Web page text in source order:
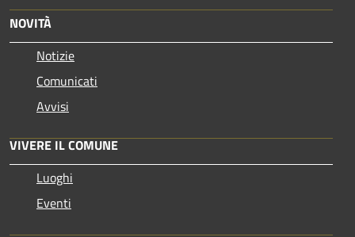
NOVITÀ
Notizie
Comunicati
Avvisi
VIVERE IL COMUNE
Luoghi
Eventi